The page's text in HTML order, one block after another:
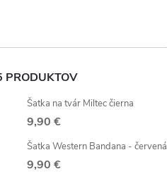
PRODUKTOV
Šatka na tvár Miltec čierna
9,90 €
Šatka Western Bandana - červená
9,90 €